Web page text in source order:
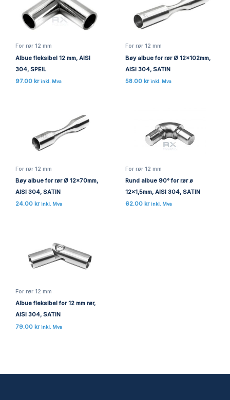
For rør 12 mm
Albue fleksibel 12 mm, AISI
304, SPEIL
97.00 kr inkl. Mva
For rør 12 mm
Bøy albue for rør Ø 12x102mm,
AISI 304, SATIN
58.00 kr inkl. Mva
For rør 12 mm
Bøy albue for rør Ø 12x70mm,
AISI 304, SATIN
24.00 kr inkl. Mva
For rør 12 mm
Rund albue 90° for rør ø
12×1,5mm, AISI 304, SATIN
62.00 kr inkl. Mva
For rør 12 mm
Albue fleksibel for 12 mm rør,
AISI 304, SATIN
79.00 kr inkl. Mva